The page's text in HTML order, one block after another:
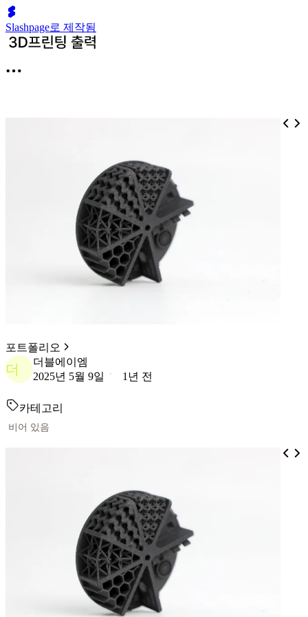
Slashpage로 제작됨
포트폴리오
더
더블에이엠
2025년 5월 9일
1년 전
카테고리
비어 있음